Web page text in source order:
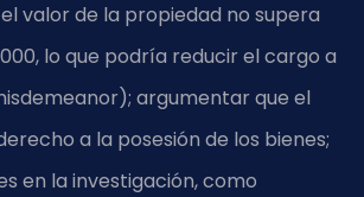
valor de la propiedad no supera
lo que podría reducir el cargo a
argumentar que el
a la posesión de los bienes;
en la investigación, como